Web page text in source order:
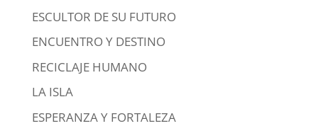
ESCULTOR DE SU FUTURO
ENCUENTRO Y DESTINO
RECICLAJE HUMANO
LA ISLA
ESPERANZA Y FORTALEZA